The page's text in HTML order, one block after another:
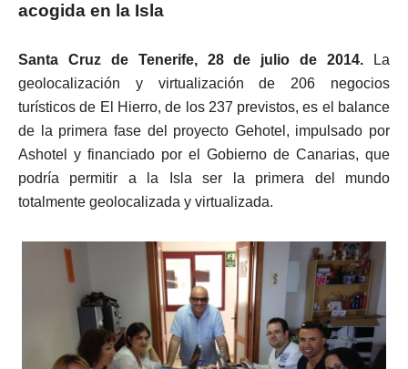
acogida en la Isla
Santa Cruz de Tenerife, 28 de julio de 2014. La
geolocalización y virtualización de 206 negocios
turísticos de El Hierro, de los 237 previstos, es el balance
de la primera fase del proyecto Gehotel, impulsado por
Ashotel y financiado por el Gobierno de Canarias, que
podría permitir a la Isla ser la primera del mundo
totalmente geolocalizada y virtualizada.